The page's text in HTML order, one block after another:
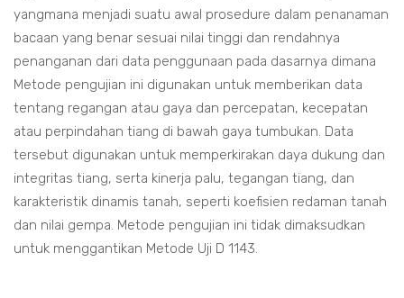
yangmana menjadi suatu awal prosedure dalam penanaman
bacaan yang benar sesuai nilai tinggi dan rendahnya
penanganan dari data penggunaan pada dasarnya dimana
Metode pengujian ini digunakan untuk memberikan data
tentang regangan atau gaya dan percepatan, kecepatan
atau perpindahan tiang di bawah gaya tumbukan. Data
tersebut digunakan untuk memperkirakan daya dukung dan
integritas tiang, serta kinerja palu, tegangan tiang, dan
karakteristik dinamis tanah, seperti koefisien redaman tanah
dan nilai gempa. Metode pengujian ini tidak dimaksudkan
untuk menggantikan Metode Uji D 1143.